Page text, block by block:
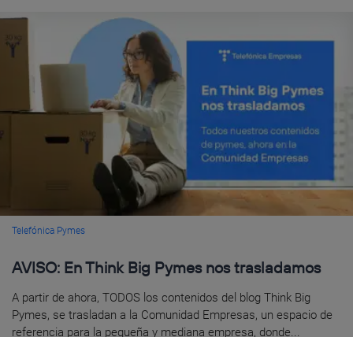
Telefónica Pymes
AVISO: En Think Big Pymes nos trasladamos
A partir de ahora, TODOS los contenidos del blog Think Big
Pymes, se trasladan a la Comunidad Empresas, un espacio de
referencia para la pequeña y mediana empresa, donde...